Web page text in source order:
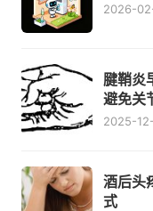
2026-
腱鞘炎
避免关
2025-
酒后头
式